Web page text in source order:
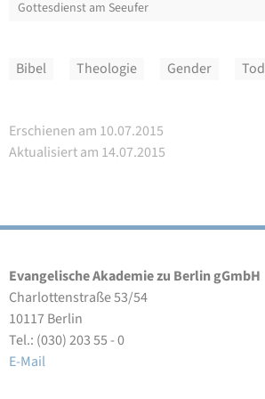
Abendstimmung
Gottesdienst am Seeufer
Abschied
Abschied
Abschied
Gottesdienst am Seeufer
Gottesdienst am Seeufer
Gottesdienst am Seeufer
Gottesdienst am Seeufer
Gottesdienst am Seeufer
Rückblick und Ausblick
Abendstimmung
Rückblick und Ausblick
Rückblick und Ausblick
Festliches Abendessen am Seeufer
Himmelblau und Sonnengelb
Festliches Abendessen am Seeufer
Vortrag Prof. Dr. Susanne Plietzsch
Abendstimmung
Abendstimmung
Abschied
Bibel Theologie Gender Tod
Erschienen am 10.07.2015
Aktualisiert am 14.07.2015
Evangelische Akademie zu Berlin gGmbH
Charlottenstraße 53/54
10117 Berlin
Tel.: (030) 203 55 - 0
E-Mail